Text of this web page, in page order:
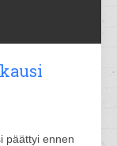
päättyi ennen